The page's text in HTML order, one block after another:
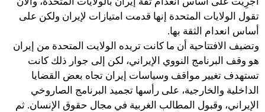
تقول الولايات المتحدة إنها قدمت امتيازات لإيران ولكن على
أساس انعدام الثقة بها.
وتضيف الافتتاحية أن ما كانت تريده الولايت المتحدة من إيران
هو وقف البرنامج النووي الإيراني، لكن إلى جوار ذلك كانت
تستهدف تغيير مواقف وسياسات إيران تجاه بعض القضايا
الداخلية والخارجية، على رأسها تجميد البرنامج الصاروخي
الإيراني، وقبول المطالب الغربية في مجال حقوق الإنسان. ثم